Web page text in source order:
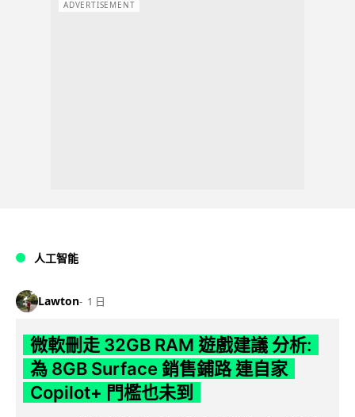
ADVERTISEMENT
人工智能
Lawton 1 日
微軟刪走 32GB RAM 遊戲建議 分析:
為 8GB Surface 銷售鋪路 連自家
Copilot+ 門檻也未到